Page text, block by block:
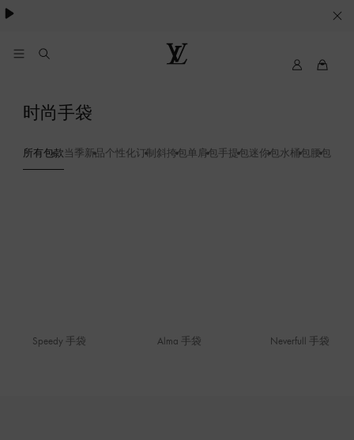
Cookie
服
VUITTON
我
登
时尚手袋
所有包款当季新品个性化订制斜挎包单肩包手提包迷你包 水桶包腰包
Speedy 手袋 Alma 手袋 Neverfull 手袋